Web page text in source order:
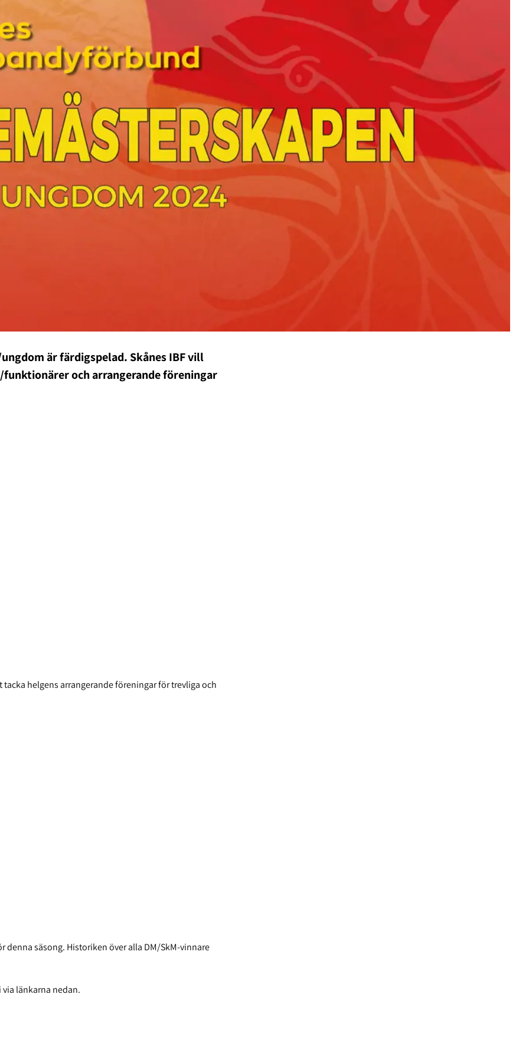
är färdigspelad. Skånes IBF vill
och arrangerande föreningar
helgens arrangerande föreningar för trevliga och
denna säsong. Historiken över alla DM/SkM-vinnare
länkarna nedan.